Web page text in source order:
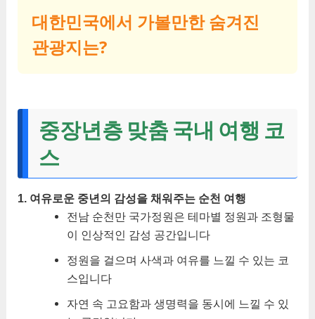
대한민국에서 가볼만한 숨겨진
관광지는?
중장년층 맞춤 국내 여행 코
스
1. 여유로운 중년의 감성을 채워주는 순천 여행
전남 순천만 국가정원은 테마별 정원과 조형물
이 인상적인 감성 공간입니다
정원을 걸으며 사색과 여유를 느낄 수 있는 코
스입니다
자연 속 고요함과 생명력을 동시에 느낄 수 있